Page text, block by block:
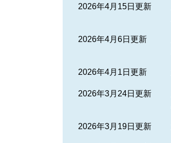
2026年4月15日更新
2026年4月6日更新
2026年4月1日更新
2026年3月24日更新
2026年3月19日更新